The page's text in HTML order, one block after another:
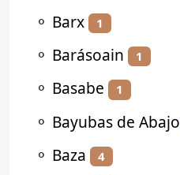
⚬ Barx 1
⚬ Barásoain 1
⚬ Basabe 1
⚬ Bayubas de Abajo
⚬ Baza 4